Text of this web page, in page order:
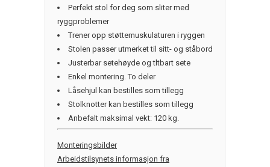
Perfekt stol for deg som sliter med
ryggproblemer
Trener opp støttemuskulaturen i ryggen
Stolen passer utmerket til sitt- og ståbord
Justerbar setehøyde og tltbart sete
Enkel montering. To deler
Låsehjul kan bestilles som tillegg
Stolknotter kan bestilles som tillegg
Anbefalt maksimal vekt: 120 kg.
Monteringsbilder
Arbeidstilsynets informasjon fra